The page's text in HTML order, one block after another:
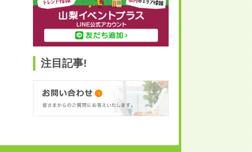
注目記事!